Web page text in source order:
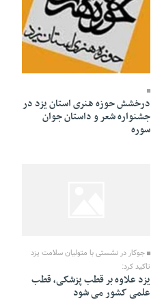
درخشش حوزه هنری استان یزد در
جشنواره شعر و داستان جوان
سوره
جوکار در نشستی با متولیان سلامت یزد
تاکید کرد:
یزد علاوه بر قطب پزشکی، قطب
علمی کشور می شود